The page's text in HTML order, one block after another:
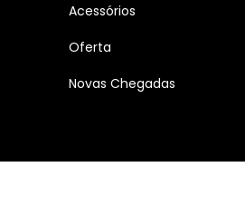
Acessórios
Oferta
Novas Chegadas